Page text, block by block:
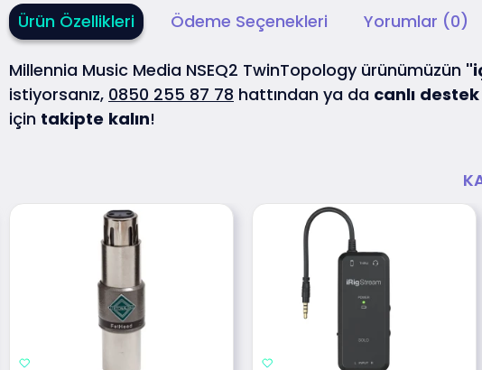
Ürün Özellikleri Ödeme Seçenekleri Yorumlar (0)
Millennia Music Media NSEQ2 TwinTopology ürünümüzün
istiyorsanız, 0850 255 87 78 hattından ya da canlı destek
için takipte kalın!